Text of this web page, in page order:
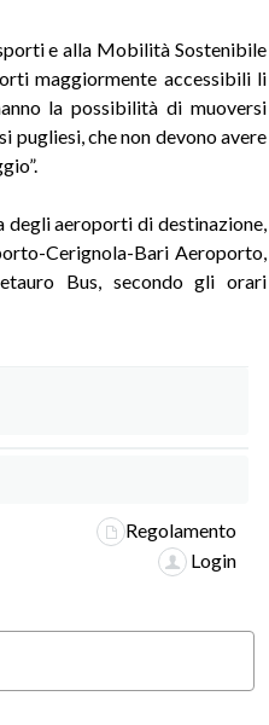
e alla Mobilità Sostenibile
maggiormente accessibili li
la possibilità di muoversi
pugliesi, che non devono avere
aeroporti di destinazione,
Cerignola-Bari Aeroporto,
Bus, secondo gli orari
Regolamento
Login